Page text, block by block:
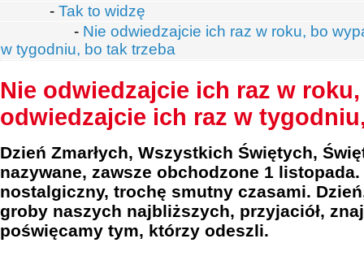
- Tak to widzę
- Nie odwiedzajcie ich raz w roku, bo
w tygodniu, bo tak trzeba
Nie odwiedzajcie ich raz w
odwiedzajcie ich raz w
Dzień Zmarłych, Wszystkich Świętych,
nazywane, zawsze obchodzone 1
nostalgiczny, trochę smutny czasami.
groby naszych najbliższych, przyjaciół,
poświęcamy tym, którzy odeszli.